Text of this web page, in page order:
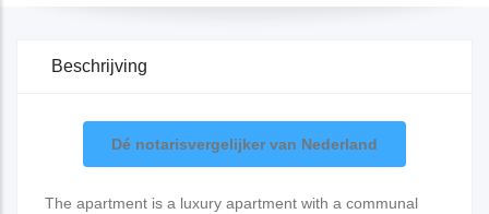
Beschrijving
Dé notarisvergelijker van Nederland
The apartment is a luxury apartment with a communal